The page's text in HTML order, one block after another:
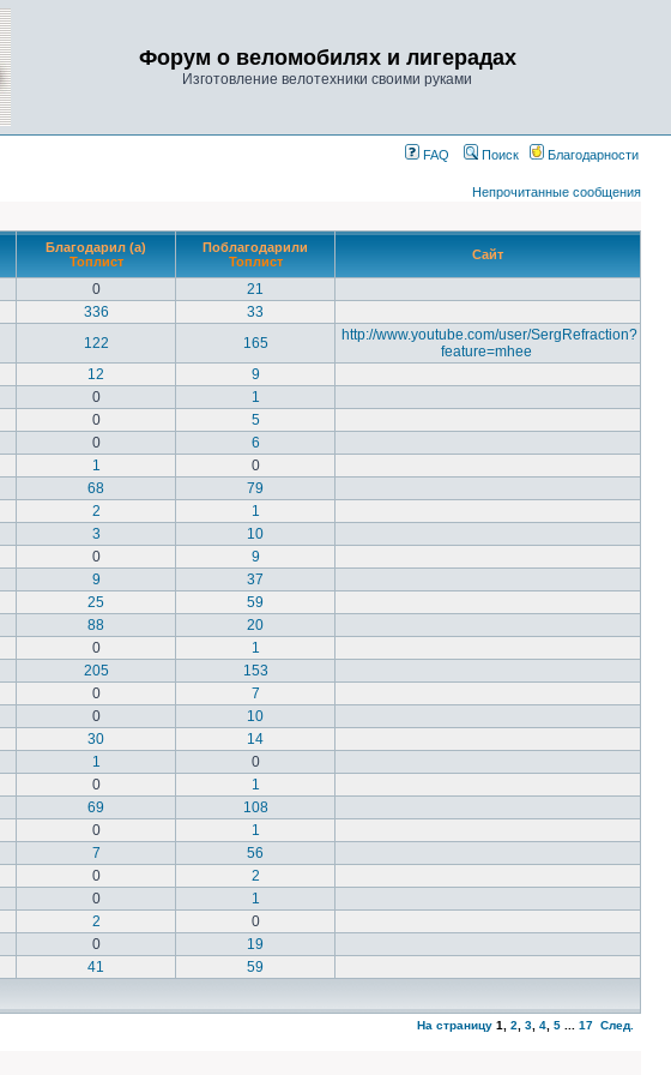
Форум о веломобилях и лигерадах
Изготовление велотехники своими руками
FAQ Поиск Благодарности
Непрочитанные сообщения
Благодарил (а)
Топлист
Поблагодарили
Топлист
Сайт
0
21
336
33
122 165
http://www.youtube.com/user/SergRefraction?
feature=mhee
12
9
0
1
0
5
0
6
1
0
68
79
2
1
3
10
0
9
9
37
25
59
88
20
0
1
205
153
0
7
0
10
30
14
1
0
0
1
69
108
0
1
7
56
0
2
0
1
2
0
0
19
41 59
На страницу 1 2 3 4 5 17 След.